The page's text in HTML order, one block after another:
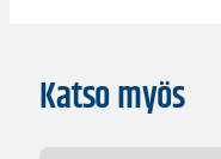
Katso myös